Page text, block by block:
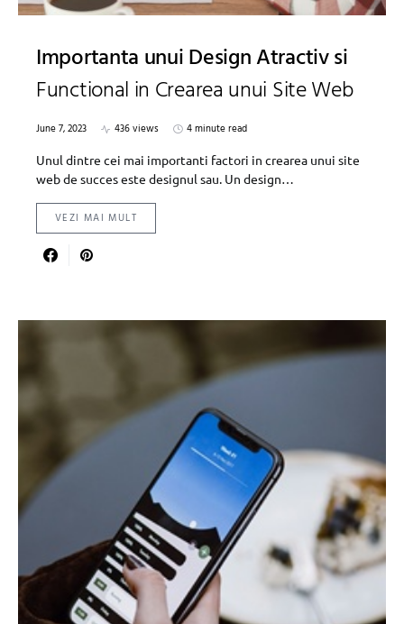
Importanta unui Design Atractiv si
Functional in Crearea unui Site Web
June 7, 2023 436 views
4 minute read
Unul dintre cei mai importanti factori in crearea unui site
web de succes este designul sau. Un design…
VEZI MAI MULT